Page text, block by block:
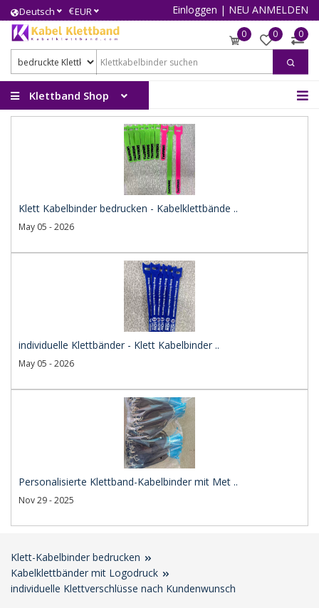
Deutsch €EUR Einloggen | NEU ANMELDEN
0 0 0
Klettband Shop
Klett Kabelbinder bedrucken - Kabelklettbände ..
May 05 - 2026
individuelle Klettbänder - Klett Kabelbinder ..
May 05 - 2026
Personalisierte Klettband-Kabelbinder mit Met ..
Nov 29 - 2025
Klett-Kabelbinder bedrucken
Kabelklettbänder mit Logodruck
individuelle Klettverschlüsse nach Kundenwunsch